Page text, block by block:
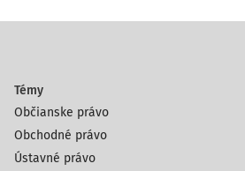
Témy
Občianske právo
Obchodné právo
Ústavné právo